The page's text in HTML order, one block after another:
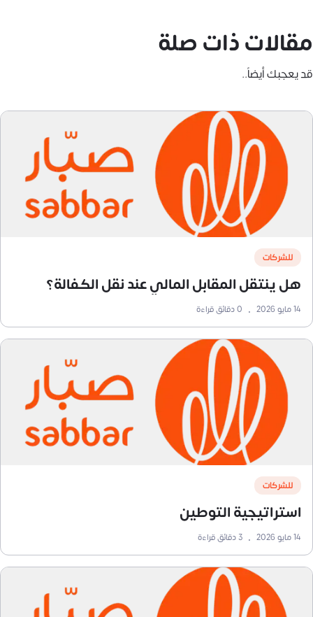
مقالات ذات صلة
قد يعجبك أيضاً..
للشركات
هل ينتقل المقابل المالي عند نقل الكفالة؟
14 مايو 2026 •
0دقائق قراءة
للشركات
استراتيجية التوطين
14 مايو 2026 •
3دقائق قراءة